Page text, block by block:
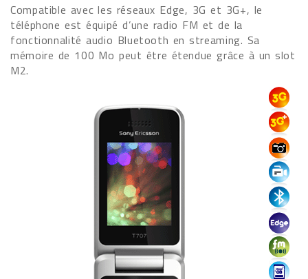
Compatible avec les réseaux Edge, 3G et 3G+, le
téléphone est équipé d’une radio FM et de la
fonctionnalité audio Bluetooth en streaming. Sa
mémoire de 100 Mo peut être étendue grâce à un slot
M2.